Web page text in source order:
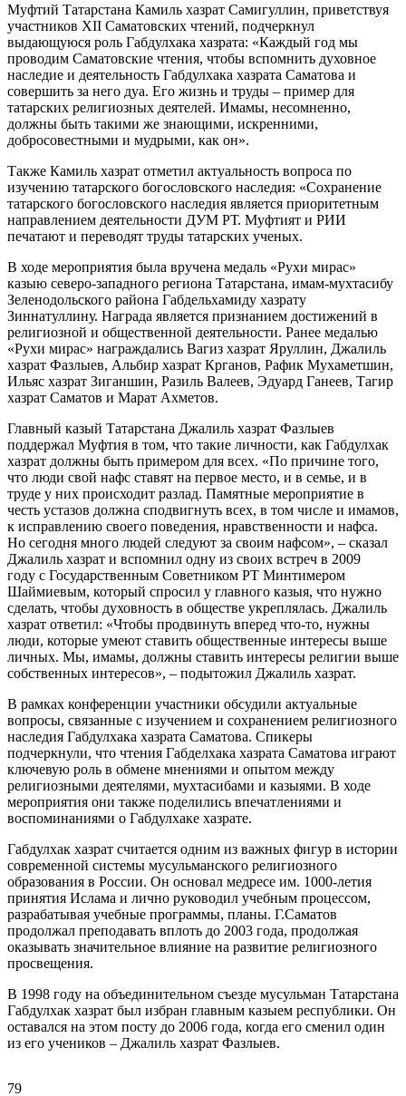
Муфтий Татарстана Камиль хазрат Самигуллин, приветствуя
участников XII Саматовских чтений, подчеркнул
выдающуюся роль Габдулхака хазрата: «Каждый год мы
проводим Саматовские чтения, чтобы вспомнить духовное
наследие и деятельность Габдулхака хазрата Саматова и
совершить за него дуа. Его жизнь и труды – пример для
татарских религиозных деятелей. Имамы, несомненно,
должны быть такими же знающими, искренними,
добросовестными и мудрыми, как он».
Также Камиль хазрат отметил актуальность вопроса по
изучению татарского богословского наследия: «Сохранение
татарского богословского наследия является приоритетным
направлением деятельности ДУМ РТ. Муфтият и РИИ
печатают и переводят труды татарских ученых.
В ходе мероприятия была вручена медаль «Рухи мирас»
казыю северо-западного региона Татарстана, имам-мухтасибу
Зеленодольского района Габдельхамиду хазрату
Зиннатуллину. Награда является признанием достижений в
религиозной и общественной деятельности. Ранее медалью
«Рухи мирас» награждались Вагиз хазрат Яруллин, Джалиль
хазрат Фазлыев, Альбир хазрат Крганов, Рафик Мухаметшин,
Ильяс хазрат Зиганшин, Разиль Валеев, Эдуард Ганеев, Тагир
хазрат Саматов и Марат Ахметов.
Главный казый Татарстана Джалиль хазрат Фазлыев
поддержал Муфтия в том, что такие личности, как Габдулхак
хазрат должны быть примером для всех. «По причине того,
что люди свой нафс ставят на первое место, и в семье, и в
труде у них происходит разлад. Памятные мероприятие в
честь устазов должна сподвигнуть всех, в том числе и имамов,
к исправлению своего поведения, нравственности и нафса.
Но сегодня много людей следуют за своим нафсом», – сказал
Джалиль хазрат и вспомнил одну из своих встреч в 2009
году с Государственным Советником РТ Минтимером
Шаймиевым, который спросил у главного казыя, что нужно
сделать, чтобы духовность в обществе укреплялась. Джалиль
хазрат ответил: «Чтобы продвинуть вперед что-то, нужны
люди, которые умеют ставить общественные интересы выше
личных. Мы, имамы, должны ставить интересы религии выше
собственных интересов», – подытожил Джалиль хазрат.
В рамках конференции участники обсудили актуальные
вопросы, связанные с изучением и сохранением религиозного
наследия Габдулхака хазрата Саматова. Спикеры
подчеркнули, что чтения Габделхака хазрата Саматова играют
ключевую роль в обмене мнениями и опытом между
религиозными деятелями, мухтасибами и казыями. В ходе
мероприятия они также поделились впечатлениями и
воспоминаниями о Габдулхаке хазрате.
Габдулхак хазрат считается одним из важных фигур в истории
современной системы мусульманского религиозного
образования в России. Он основал медресе им. 1000-летия
принятия Ислама и лично руководил учебным процессом,
разрабатывая учебные программы, планы. Г.Саматов
продолжал преподавать вплоть до 2003 года, продолжая
оказывать значительное влияние на развитие религиозного
просвещения.
В 1998 году на объединительном съезде мусульман Татарстана
Габдулхак хазрат был избран главным казыем республики. Он
оставался на этом посту до 2006 года, когда его сменил один
из его учеников – Джалиль хазрат Фазлыев.
79